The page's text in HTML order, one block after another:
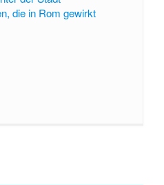
die in Rom gewirkt